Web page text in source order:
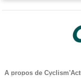
A propos de